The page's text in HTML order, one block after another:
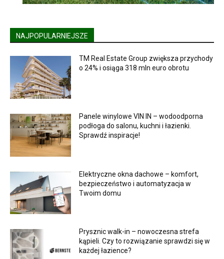
NAJPOPULARNIEJSZE
TM Real Estate Group zwiększa przychody
o 24% i osiąga 318 mln euro obrotu
Panele winylowe VIN IN – wodoodporna
podłoga do salonu, kuchni i łazienki.
Sprawdź inspiracje!
Elektryczne okna dachowe – komfort,
bezpieczeństwo i automatyzacja w
Twoim domu
Prysznic walk-in – nowoczesna strefa
kąpieli. Czy to rozwiązanie sprawdzi się w
każdej łazience?